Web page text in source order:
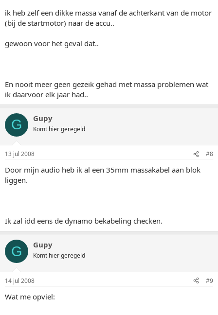
ik heb zelf een dikke massa vanaf de achterkant van de motor
(bij de startmotor) naar de accu..
gewoon voor het geval dat..
En nooit meer geen gezeik gehad met massa problemen wat
ik daarvoor elk jaar had..
G Gupy
Komt hier geregeld
13 jul 2008 #8
Door mijn audio heb ik al een 35mm massakabel aan blok
liggen.
Ik zal idd eens de dynamo bekabeling checken.
G Gupy
Komt hier geregeld
14 jul 2008 #9
Wat me opviel: